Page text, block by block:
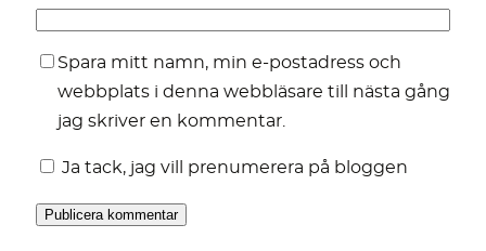
Spara mitt namn, min e-postadress och
webbplats i denna webbläsare till nästa gång
jag skriver en kommentar.
Ja tack, jag vill prenumerera på bloggen